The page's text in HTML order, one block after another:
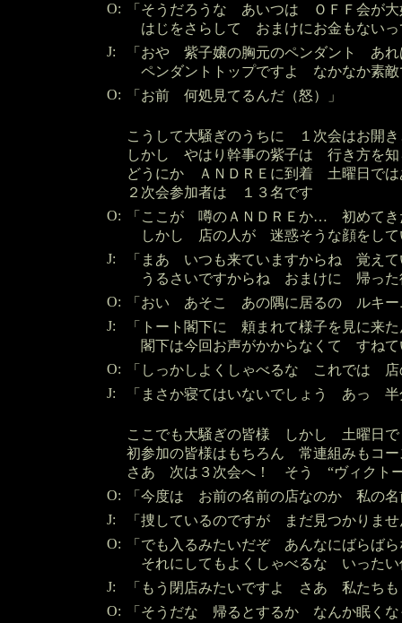
O:
「そうだろうな あいつは ＯＦＦ会が
はじをさらして おまけにお金もないっ
J:
「おや 紫子嬢の胸元のペンダント あ
ペンダントトップですよ なかなか素敵
O:
「お前 何処見てるんだ（怒）」
こうして大騒ぎのうちに １次会はお開
しかし やはり幹事の紫子は 行き方を
どうにか ＡＮＤＲＥに到着 土曜日では
２次会参加者は １３名です
O:
「ここが 噂のＡＮＤＲＥか… 初めて
しかし 店の人が 迷惑そうな顔をして
J:
「まあ いつも来ていますからね 覚え
うるさいですからね おまけに 帰った
O:
「おい あそこ あの隅に居るの ルキ
J:
「トート閣下に 頼まれて様子を見に来
閣下は今回お声がかからなくて すねて
O:
「しっかしよくしゃべるな これでは
J:
「まさか寝てはいないでしょう あっ 半
ここでも大騒ぎの皆様 しかし 土曜日
初参加の皆様はもちろん 常連組みもコー
さあ 次は３次会へ！ そう “ヴィクト
O:
「今度は お前の名前の店なのか 私の名
J:
「捜しているのですが まだ見つかりま
O:
「でも入るみたいだぞ あんなにばらば
それにしてもよくしゃべるな いったい
J:
「もう閉店みたいですよ さあ 私たち
O:
「そうだな 帰るとするか なんか眠く